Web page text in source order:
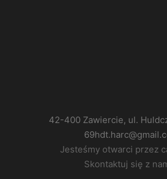
42-400 Zawiercie, ul.
Jesteśmy otwarci przez
Skontaktuj się z